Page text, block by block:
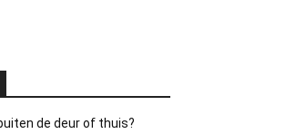
de deur of thuis?